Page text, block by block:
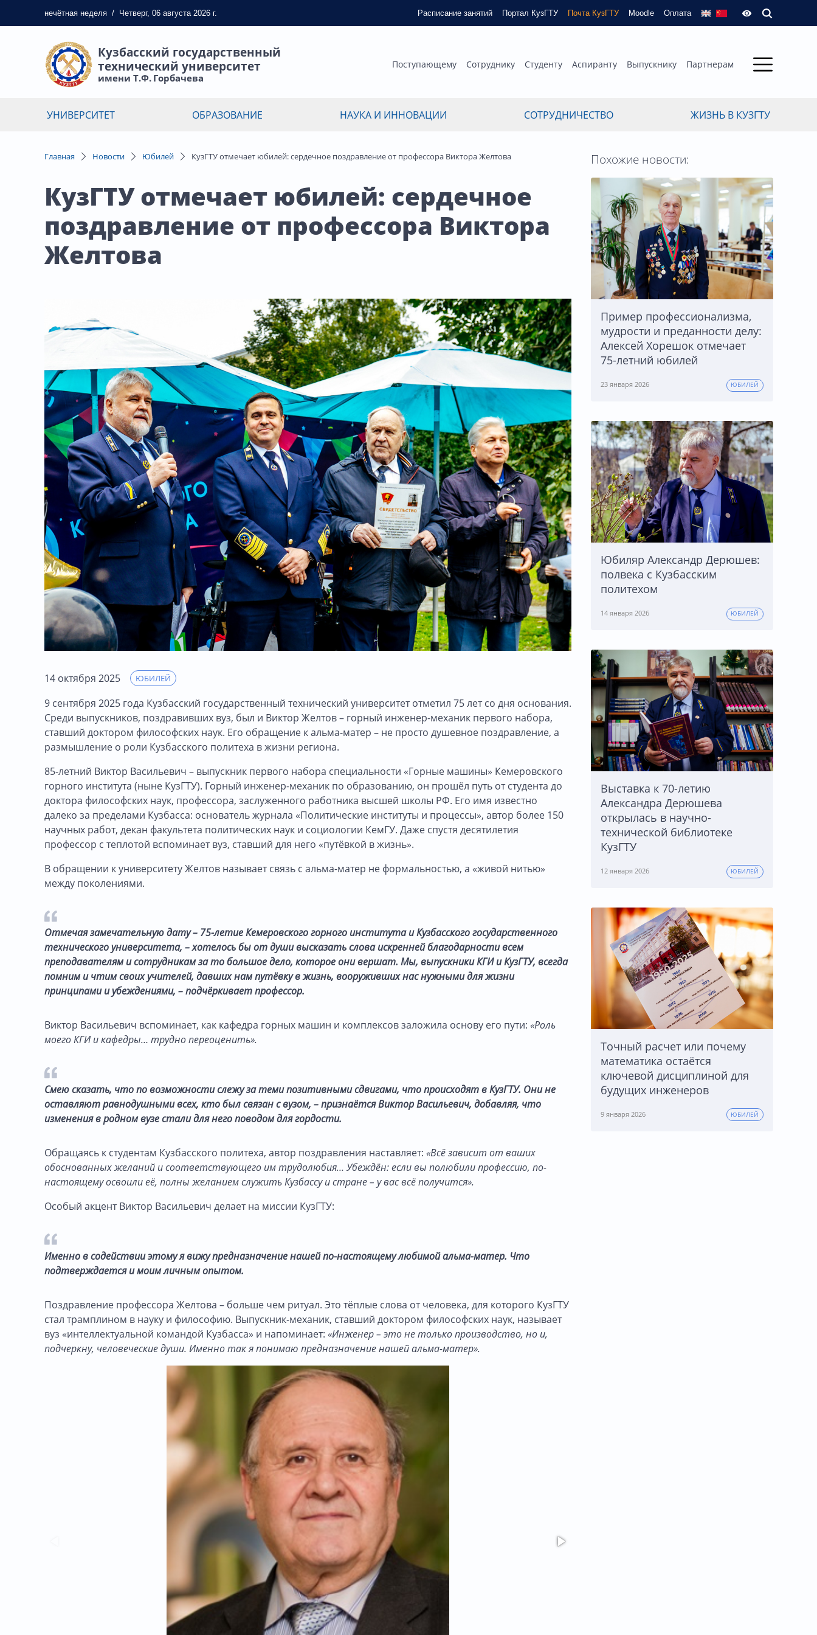
нечётная неделя / Четверг, 06 августа 2026 г. Расписание занятий Портал КузГТУ Почта КузГТУ Moodle Оплата
Кузбасский государственный
технический университет
имени Т.Ф. Горбачева
Поступающему Сотруднику Студенту Аспиранту Выпускнику Партнерам
УНИВЕРСИТЕТ ОБРАЗОВАНИЕ НАУКА И ИННОВАЦИИ СОТРУДНИЧЕСТВО ЖИЗНЬ В КУЗГТУ
Главная Новости Юбилей КузГТУ отмечает юбилей: сердечное поздравление от профессора Виктора Желтова
КузГТУ отмечает юбилей: сердечное
поздравление от профессора Виктора
Желтова
14 октября 2025 ЮБИЛЕЙ
9 сентября 2025 года Кузбасский государственный технический университет отметил 75 лет со дня основания.
Среди выпускников, поздравивших вуз, был и Виктор Желтов – горный инженер-механик первого набора,
ставший доктором философских наук. Его обращение к альма-матер – не просто душевное поздравление, а
размышление о роли Кузбасского политеха в жизни региона.
85-летний Виктор Васильевич – выпускник первого набора специальности «Горные машины» Кемеровского
горного института (ныне КузГТУ). Горный инженер-механик по образованию, он прошёл путь от студента до
доктора философских наук, профессора, заслуженного работника высшей школы РФ. Его имя известно
далеко за пределами Кузбасса: основатель журнала «Политические институты и процессы», автор более 150
научных работ, декан факультета политических наук и социологии КемГУ. Даже спустя десятилетия
профессор с теплотой вспоминает вуз, ставший для него «путёвкой в жизнь».
В обращении к университету Желтов называет связь с альма-матер не формальностью, а «живой нитью»
между поколениями.
Отмечая замечательную дату – 75-летие Кемеровского горного института и Кузбасского государственного
технического университета, – хотелось бы от души высказать слова искренней благодарности всем
преподавателям и сотрудникам за то большое дело, которое они вершат. Мы, выпускники КГИ и КузГТУ, всегда
помним и чтим своих учителей, давших нам путёвку в жизнь, вооруживших нас нужными для жизни
принципами и убеждениями, – подчёркивает профессор.
Виктор Васильевич вспоминает, как кафедра горных машин и комплексов заложила основу его пути: «Роль
моего КГИ и кафедры… трудно переоценить».
Смею сказать, что по возможности слежу за теми позитивными сдвигами, что происходят в КузГТУ. Они не
оставляют равнодушными всех, кто был связан с вузом, – признаётся Виктор Васильевич, добавляя, что
изменения в родном вузе стали для него поводом для гордости.
Обращаясь к студентам Кузбасского политеха, автор поздравления наставляет: «Всё зависит от ваших
обоснованных желаний и соответствующего им трудолюбия… Убеждён: если вы полюбили профессию, по-
настоящему освоили её, полны желанием служить Кузбассу и стране – у вас всё получится».
Особый акцент Виктор Васильевич делает на миссии КузГТУ:
Именно в содействии этому я вижу предназначение нашей по-настоящему любимой альма-матер. Что
подтверждается и моим личным опытом.
Поздравление профессора Желтова – больше чем ритуал. Это тёплые слова от человека, для которого КузГТУ
стал трамплином в науку и философию. Выпускник-механик, ставший доктором философских наук, называет
вуз «интеллектуальной командой Кузбасса» и напоминает: «Инженер – это не только производство, но и,
подчеркну, человеческие души. Именно так я понимаю предназначение нашей альма-матер».
Похожие новости:
Пример профессионализма,
мудрости и преданности делу:
Алексей Хорешок отмечает
75-летний юбилей
23 января 2026 ЮБИЛЕЙ
Юбиляр Александр Дерюшев:
полвека с Кузбасским
политехом
14 января 2026 ЮБИЛЕЙ
Выставка к 70-летию
Александра Дерюшева
открылась в научно-
технической библиотеке
КузГТУ
12 января 2026 ЮБИЛЕЙ
Точный расчет или почему
математика остаётся
ключевой дисциплиной для
будущих инженеров
9 января 2026 ЮБИЛЕЙ